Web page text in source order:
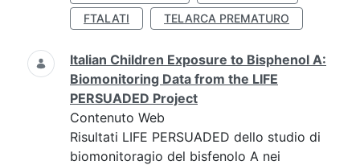
FTALATI
TELARCA PREMATURO
Italian Children Exposure to Bisphenol A:
Biomonitoring Data from the LIFE
PERSUADED Project
Contenuto Web
Risultati LIFE PERSUADED dello studio di
biomonitoragio del bisfenolo A nei